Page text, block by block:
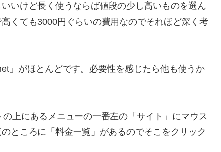
いけど長く使うならば値段の少し高いものを選ん
くても3000円ぐらいの費用なのでそれほど深く考
」がほとんどです。必要性を感じたら他も使うか
上にあるメニューの一番左の「サイト」にマウス
ところに「料金一覧」があるのでそこをクリック